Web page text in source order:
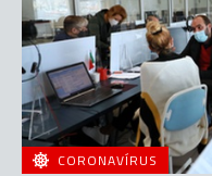
CORONAVÍRUS